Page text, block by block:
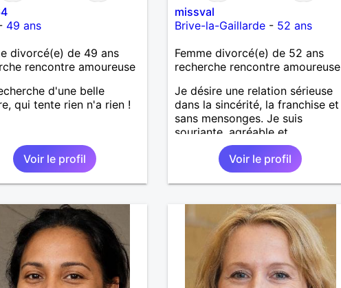
49 ans
divorcé(e) de 49 ans
rencontre amoureuse
d'une belle
qui tente rien n'a rien !
Voir le profil
missval
Brive-la-Gaillarde - 52 ans
Femme divorcé(e) de 52 ans
recherche rencontre amoureuse
Je désire une relation sérieuse
dans la sincérité, la franchise et
sans mensonges. Je suis
souriante, agréable et
respectueuse tout en désirant
passer de bons moments de
complicité avec un homme
voulant aller dans la même
Voir le profil